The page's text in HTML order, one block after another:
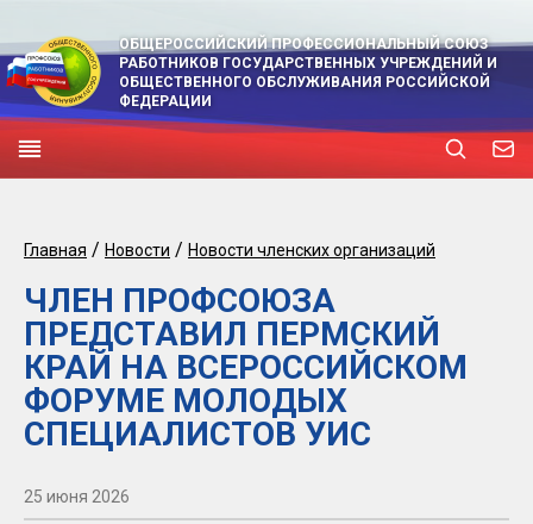
ОБЩЕРОССИЙСКИЙ ПРОФЕССИОНАЛЬНЫЙ СОЮЗ
РАБОТНИКОВ ГОСУДАРСТВЕННЫХ УЧРЕЖДЕНИЙ И
ОБЩЕСТВЕННОГО ОБСЛУЖИВАНИЯ РОССИЙСКОЙ
ФЕДЕРАЦИИ
Главная / Новости / Новости членских организаций
ЧЛЕН ПРОФСОЮЗА
ПРЕДСТАВИЛ ПЕРМСКИЙ
КРАЙ НА ВСЕРОССИЙСКОМ
ФОРУМЕ МОЛОДЫХ
СПЕЦИАЛИСТОВ УИС
25 июня 2026